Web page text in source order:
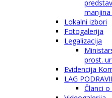
manjina
Lokalni izbori
Fotogalerija
Legalizacija
prost.
Evidencija
LAG
Članci o